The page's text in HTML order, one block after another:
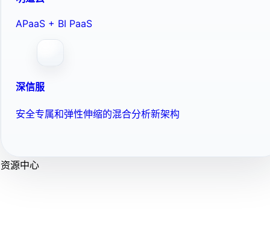
APaaS + BI PaaS
深信服
安全专属和弹性伸缩的混合分析新架构
资源中心